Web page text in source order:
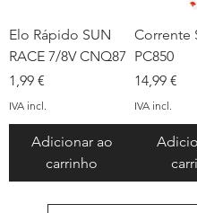
Elo Rápido SUN
RACE 7/8V CNQ87
Preço
1,99 €
IVA incl.
Adicionar ao
carrinho
Corrente
PC850
Preço
14,99 €
IVA incl.